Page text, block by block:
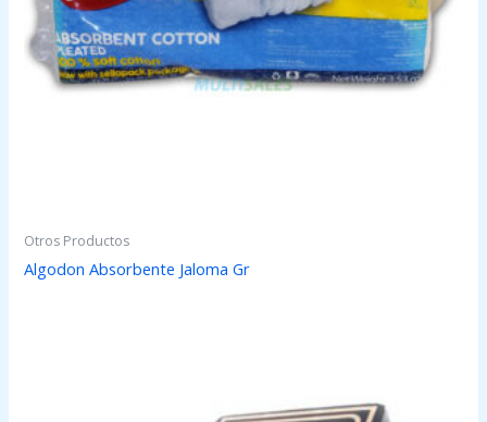
Otros Productos
Algodon Absorbente Jaloma Gr